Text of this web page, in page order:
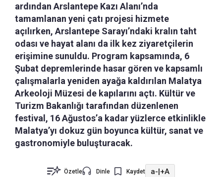
ardından Arslantepe Kazı Alanı’nda
tamamlanan yeni çatı projesi hizmete
açılırken, Arslantepe Sarayı’ndaki kralın taht
odası ve hayat alanı da ilk kez ziyaretçilerin
erişimine sunuldu. Program kapsamında, 6
Şubat depremlerinde hasar gören ve kapsamlı
çalışmalarla yeniden ayağa kaldırılan Malatya
Arkeoloji Müzesi de kapılarını açtı. Kültür ve
Turizm Bakanlığı tarafından düzenlenen
festival, 16 Ağustos’a kadar yüzlerce etkinlikle
Malatya’yı dokuz gün boyunca kültür, sanat ve
gastronomiyle buluşturacak.
Özetle Dinle Kaydet a-|+A